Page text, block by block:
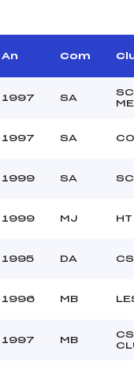
Distance :
Point Haut :
An Com
1997 SA
SC
1997 SA
1999 SA
1999 MJ
1995 DA
1996 MB
1997 MB